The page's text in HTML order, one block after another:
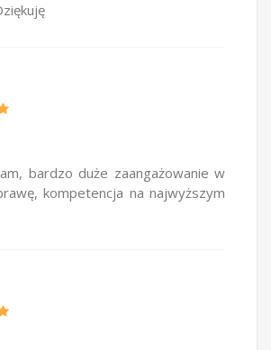
bardzo duże zaangażowanie w
kompetencja na najwyższym